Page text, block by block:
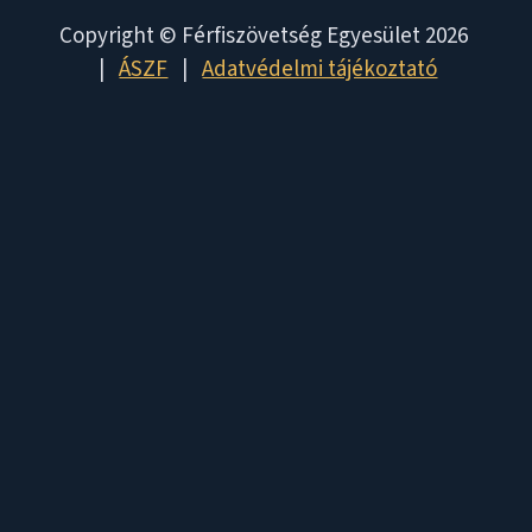
Copyright © Férfiszövetség Egyesület 2026
|ÁSZF|Adatvédelmi tájékoztató